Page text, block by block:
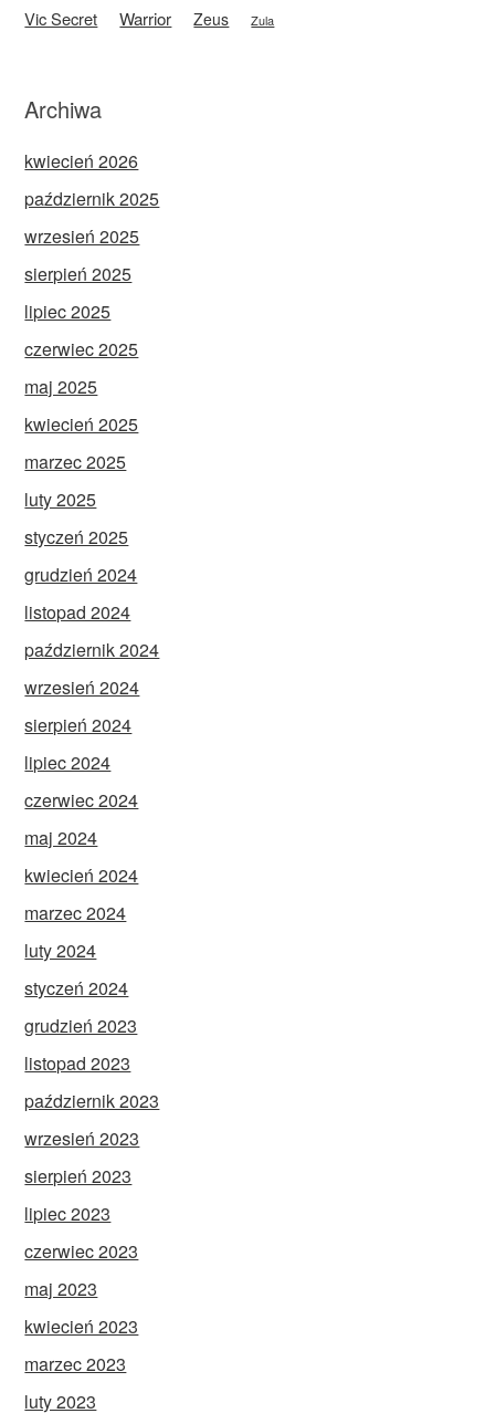
Vic Secret Warrior Zeus Zula
Archiwa
kwiecień 2026
październik 2025
wrzesień 2025
sierpień 2025
lipiec 2025
czerwiec 2025
maj 2025
kwiecień 2025
marzec 2025
luty 2025
styczeń 2025
grudzień 2024
listopad 2024
październik 2024
wrzesień 2024
sierpień 2024
lipiec 2024
czerwiec 2024
maj 2024
kwiecień 2024
marzec 2024
luty 2024
styczeń 2024
grudzień 2023
listopad 2023
październik 2023
wrzesień 2023
sierpień 2023
lipiec 2023
czerwiec 2023
maj 2023
kwiecień 2023
marzec 2023
luty 2023